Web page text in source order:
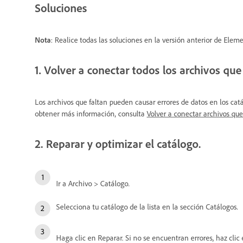
Soluciones
Nota: Realice todas las soluciones en la versión anterior de
1. Volver a conectar todos los archivos
Los archivos que faltan pueden causar errores de datos en los
obtener más información, consulta Volver a conectar archivos
2. Reparar y optimizar el catálogo.
Ir a Archivo > Catálogo.
Selecciona tu catálogo de la lista en la sección Catálogos.
Haga clic en Reparar. Si no se encuentran errores, haz clic